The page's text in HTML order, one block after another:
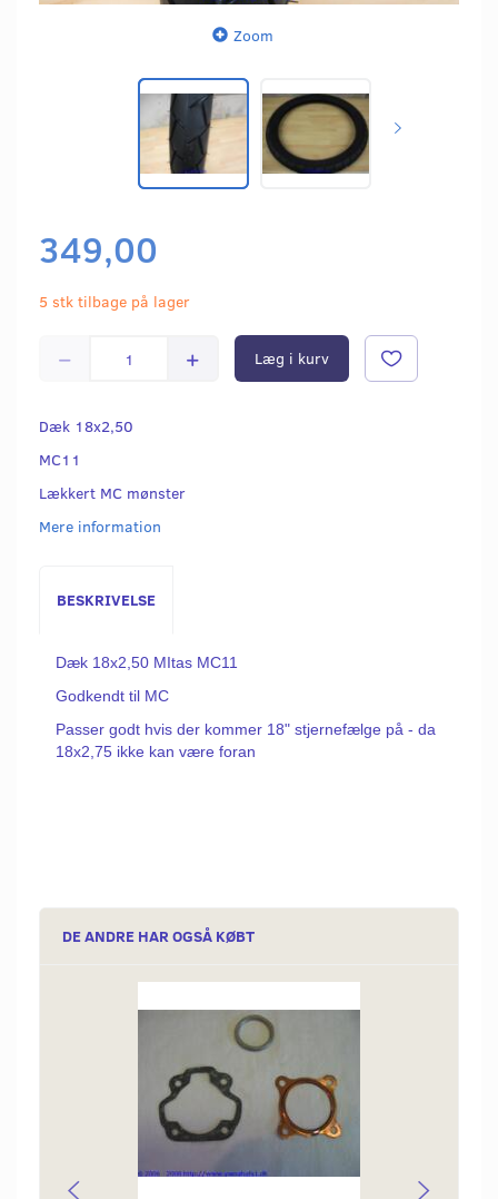
Zoom
349,00
5 stk tilbage på lager
Læg i kurv
Dæk 18x2,50
MC11
Lækkert MC mønster
Mere information
BESKRIVELSE
Dæk 18x2,50 MItas MC11
Godkendt til MC
Passer godt hvis der kommer 18" stjernefælge på - da
18x2,75 ikke kan være foran
DE ANDRE HAR OGSÅ KØBT